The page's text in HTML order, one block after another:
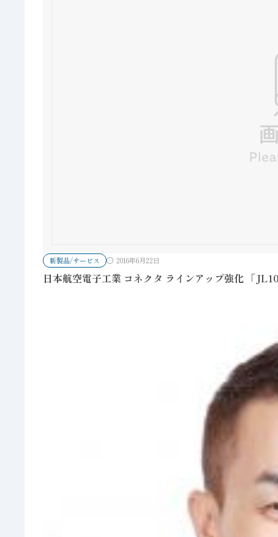
新製品/サービス 2016年6月22日
日本航空電子工業 コネクタ ラインアップ強化 「